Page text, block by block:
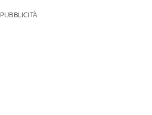
PUBBLICITÀ